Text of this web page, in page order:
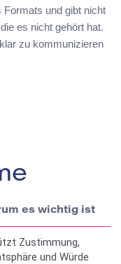
Formats und gibt nicht
es nicht gehört hat.
zu kommunizieren
es wichtig ist
Zustimmung,
und Würde